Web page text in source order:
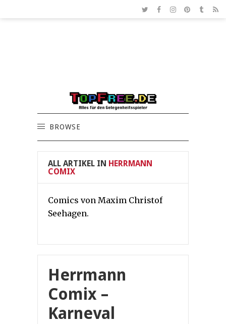
BROWSE
ALL ARTIKEL IN HERRMANN
COMIX
Comics von Maxim Christof
Seehagen.
Herrmann
Comix –
Karneval